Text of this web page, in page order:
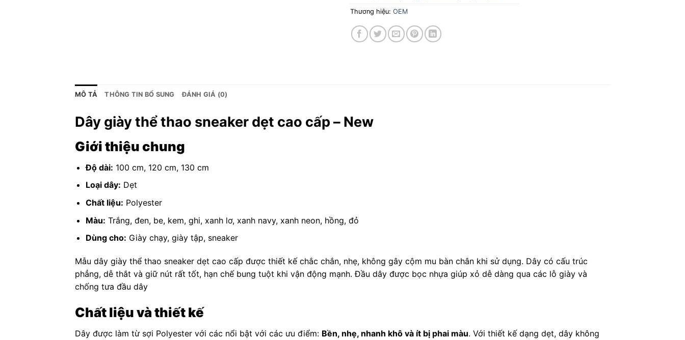
Thương hiệu: OEM
MÔ TẢ THÔNG TIN BỔ SUNG ĐÁNH GIÁ (0)
Dây giày thể thao sneaker dẹt cao cấp – New
Giới thiệu chung
Độ dài: 100 cm, 120 cm, 130 cm
Loại dây: Dẹt
Chất liệu: Polyester
Màu: Trắng, đen, be, kem, ghi, xanh lơ, xanh navy, xanh neon, hồng, đỏ
Dùng cho: Giày chạy, giày tập, sneaker
Mẫu dây giày thể thao sneaker dẹt cao cấp được thiết kế chắc chắn, nhẹ, không gây cộm mu bàn chân khi sử dụng. Dây có cấu trúc
phẳng, dễ thắt và giữ nút rất tốt, hạn chế bung tuột khi vận động mạnh. Đầu dây được bọc nhựa giúp xỏ dễ dàng qua các lỗ giày và
chống tưa đầu dây
Chất liệu và thiết kế
Dây được làm từ sợi Polyester với các nổi bật với các ưu điểm: Bền, nhẹ, nhanh khô và ít bị phai màu. Với thiết kế dạng dẹt, dây không